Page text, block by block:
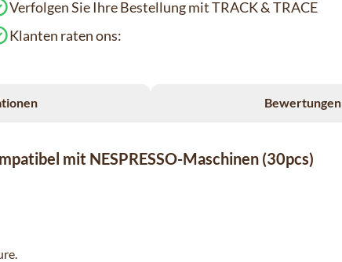
Verfolgen Sie Ihre Bestellung mit TRACK & TRACE
Klanten raten ons:
Bewertungen
mit NESPRESSO-Maschinen (30pcs)